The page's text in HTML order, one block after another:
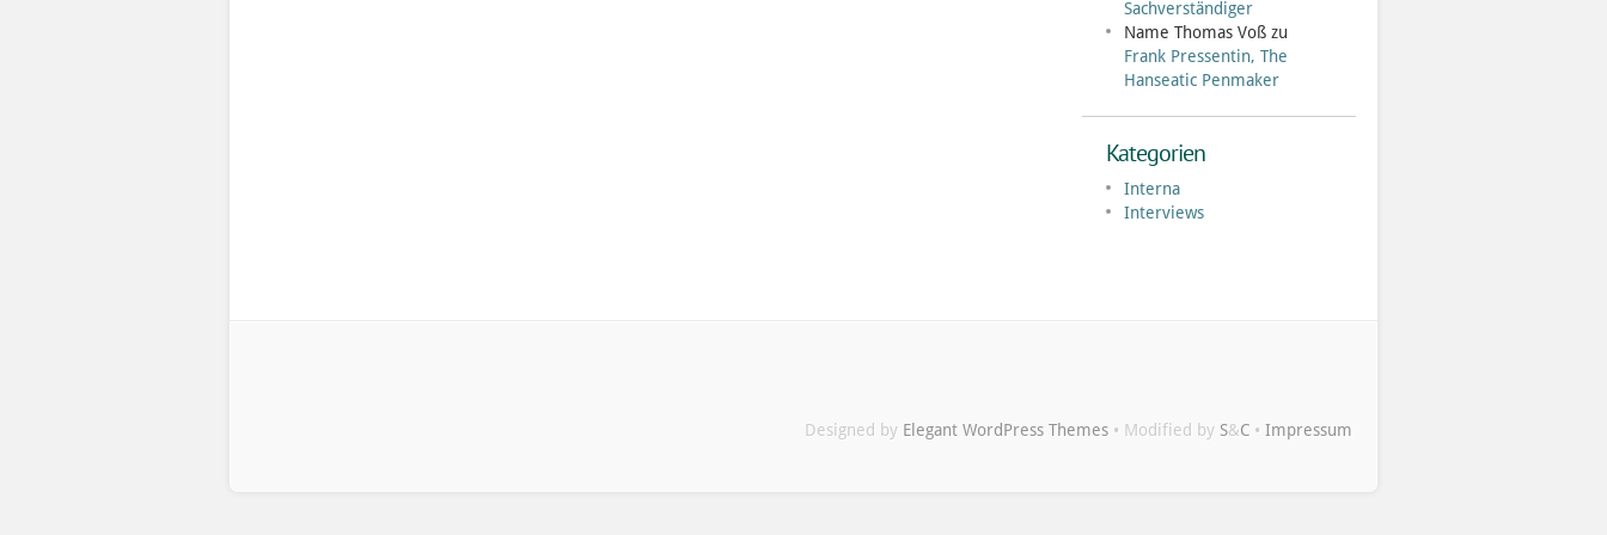
Sachverständiger
Name Thomas Voß zu
Frank Pressentin, The
Hanseatic Penmaker
Kategorien
Interna
Interviews
Designed by Elegant WordPress Themes • Modified by S&C • Impressum